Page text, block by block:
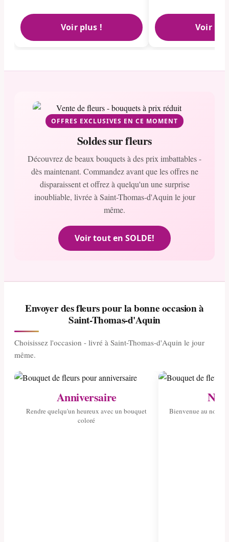
Voir plus ! Voir
OFFRES EXCLUSIVES EN CE MOMENT
Soldes sur fleurs
Découvrez de beaux bouquets à des prix imbattables -
dès maintenant. Commandez avant que les offres ne
disparaissent et offrez à quelqu'un une surprise
inoubliable, livrée à Saint-Thomas-d'Aquin le jour
même.
Voir tout en SOLDE!
Envoyer des fleurs pour la bonne occasion à
Saint-Thomas-d'Aquin
Choisissez l'occasion - livré à Saint-Thomas-d'Aquin le jour
même.
Anniversaire
Rendre quelqu'un heureux avec un bouquet
coloré
Bienvenue au